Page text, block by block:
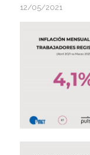
12/05/2021